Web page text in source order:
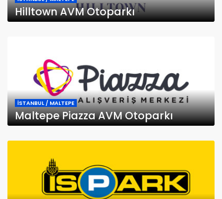
Hilltown AVM Otoparkı
İSTANBUL / MALTEPE
Maltepe Piazza AVM Otoparkı